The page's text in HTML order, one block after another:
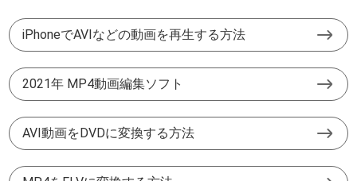
iPhoneでAVIなどの動画を再生する方法
2021年 MP4動画編集ソフト
AVI動画をDVDに変換する方法